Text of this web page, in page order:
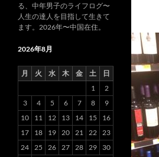
る、中年男子のライフログ〜
人生の達人を目指して生きて
ます。2026年〜中国在住。
2026年8月
月 火 水 木 金 土
日
1
2
3
4 5 6 7 8
9
10
11 12 13 14 15
16
17
18 19 20 21 22 23
24 25 26 27 28 29
30